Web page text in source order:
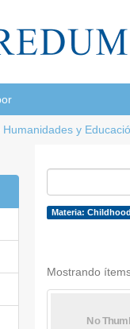
y
Materia:
Mostrando